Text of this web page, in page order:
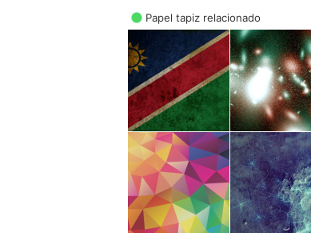
Papel tapiz relacionado